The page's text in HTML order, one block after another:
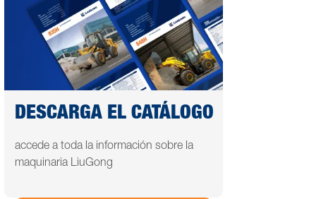
DESCARGA EL CATÁLOGO
accede a toda la información sobre la
maquinaria LiuGong